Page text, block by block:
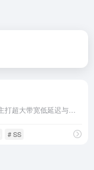
# SS